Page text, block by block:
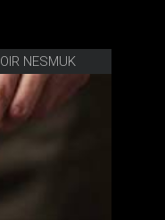
NESMUK